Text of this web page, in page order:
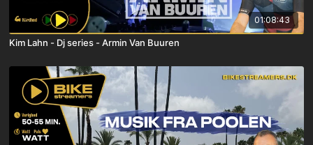
01:08:43
Kim Lahn - Dj series - Armin Van Buuren